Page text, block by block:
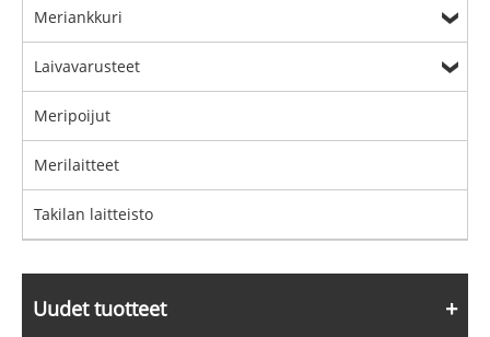
Meriankkuri
Laivavarusteet
Meripoijut
Merilaitteet
Takilan laitteisto
Uudet tuotteet